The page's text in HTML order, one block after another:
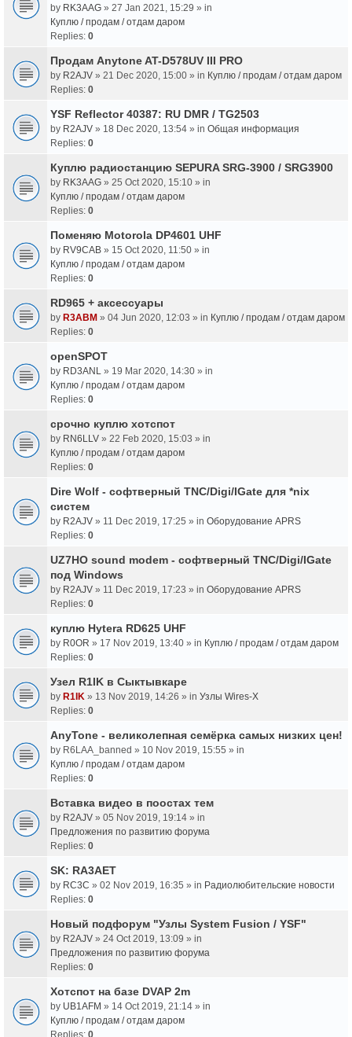
by RK3AAG » 27 Jan 2021, 15:29 » in
Куплю / продам / отдам даром
Replies: 0
Продам Anytone AT-D578UV III PRO
by R2AJV » 21 Dec 2020, 15:00 » in Куплю / продам / отдам даром
Replies: 0
YSF Reflector 40387: RU DMR / TG2503
by R2AJV » 18 Dec 2020, 13:54 » in Общая информация
Replies: 0
Куплю радиостанцию SEPURA SRG-3900 / SRG3900
by RK3AAG » 25 Oct 2020, 15:10 » in
Куплю / продам / отдам даром
Replies: 0
Поменяю Motorola DP4601 UHF
by RV9CAB » 15 Oct 2020, 11:50 » in
Куплю / продам / отдам даром
Replies: 0
RD965 + аксессуары
by R3ABM » 04 Jun 2020, 12:03 » in Куплю / продам / отдам даром
Replies: 0
openSPOT
by RD3ANL » 19 Mar 2020, 14:30 » in
Куплю / продам / отдам даром
Replies: 0
срочно куплю хотспот
by RN6LLV » 22 Feb 2020, 15:03 » in
Куплю / продам / отдам даром
Replies: 0
Dire Wolf - cофтверный TNC/Digi/IGate для *nix
систем
by R2AJV » 11 Dec 2019, 17:25 » in Оборудование APRS
Replies: 0
UZ7HO sound modem - cофтверный TNC/Digi/IGate
под Windows
by R2AJV » 11 Dec 2019, 17:23 » in Оборудование APRS
Replies: 0
куплю Hytera RD625 UHF
by R0OR » 17 Nov 2019, 13:40 » in Куплю / продам / отдам даром
Replies: 0
Узел R1IK в Сыктывкаре
by R1IK » 13 Nov 2019, 14:26 » in Узлы Wires-X
Replies: 0
AnyTone - великолепная семёрка самых низких цен!
by R6LAA_banned » 10 Nov 2019, 15:55 » in
Куплю / продам / отдам даром
Replies: 0
Вставка видео в поостах тем
by R2AJV » 05 Nov 2019, 19:14 » in
Предложения по развитию форума
Replies: 0
SK: RA3AET
by RC3C » 02 Nov 2019, 16:35 » in Радиолюбительские новости
Replies: 0
Новый подфорум "Узлы System Fusion / YSF"
by R2AJV » 24 Oct 2019, 13:09 » in
Предложения по развитию форума
Replies: 0
Хотспот на базе DVAP 2m
by UB1AFM » 14 Oct 2019, 21:14 » in
Куплю / продам / отдам даром
Replies: 0